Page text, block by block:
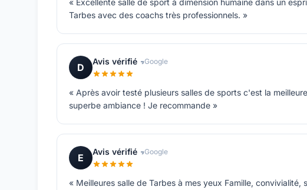
« Excellente salle de sport à dimension humaine dans un
Tarbes avec des coachs très professionnels. »
D
Avis vérifié Google
« Après avoir testé plusieurs salles de sports c'est la
superbe ambiance ! Je recommande »
E
Avis vérifié Google
« Meilleures salle de Tarbes à mes yeux Famille,